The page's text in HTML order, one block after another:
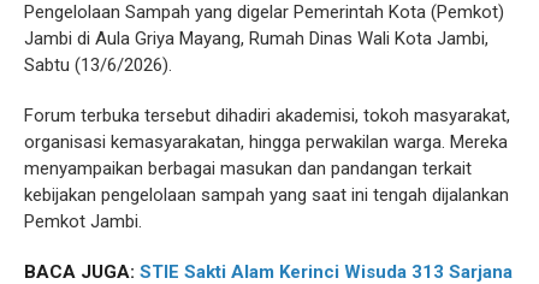
Pengelolaan Sampah yang digelar Pemerintah Kota (Pemkot)
Jambi di Aula Griya Mayang, Rumah Dinas Wali Kota Jambi,
Sabtu (13/6/2026).
Forum terbuka tersebut dihadiri akademisi, tokoh masyarakat,
organisasi kemasyarakatan, hingga perwakilan warga. Mereka
menyampaikan berbagai masukan dan pandangan terkait
kebijakan pengelolaan sampah yang saat ini tengah dijalankan
Pemkot Jambi.
BACA JUGA: STIE Sakti Alam Kerinci Wisuda 313 Sarjana